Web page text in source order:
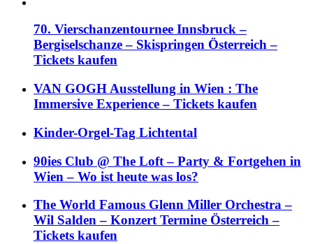
70. Vierschanzentournee Innsbruck –
Bergiselschanze – Skispringen Österreich –
Tickets kaufen
VAN GOGH Ausstellung in Wien : The
Immersive Experience – Tickets kaufen
Kinder-Orgel-Tag Lichtental
90ies Club @ The Loft – Party & Fortgehen in
Wien – Wo ist heute was los?
The World Famous Glenn Miller Orchestra –
Wil Salden – Konzert Termine Österreich –
Tickets kaufen